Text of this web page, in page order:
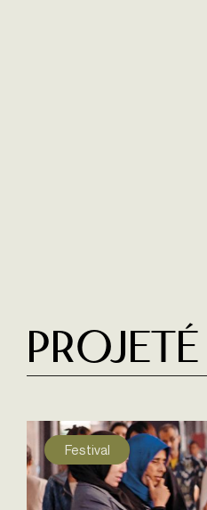
Projeté
Festival